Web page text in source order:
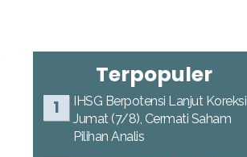
Terpopuler
IHSG Berpotensi Lanjut Koreksi
Jumat (7/8), Cermati Saham
Pilihan Analis